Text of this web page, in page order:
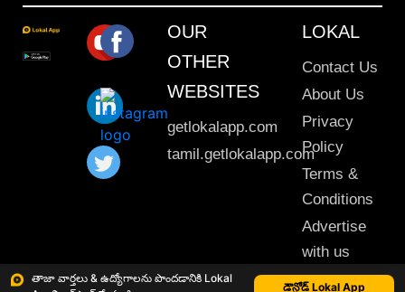
తాజా వార్తలు & ఉద్యోగాలను పొందడానికి Lokal
డౌన్లోడ్ Lokal App
OUR
OTHER
WEBSITES
getlokalapp.com
tamil.getlokalapp.com
LOKAL
Contact Us
About Us
Privacy
Policy
Terms &
Conditions
Advertise
with us
Sitemap